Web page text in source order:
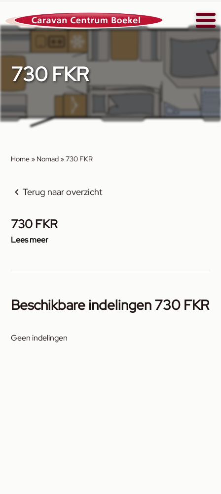
730 FKR
Home » Nomad »730 FKR
Terug naar overzicht
730 FKR
Lees meer
Beschikbare indelingen 730 FKR
Geen indelingen